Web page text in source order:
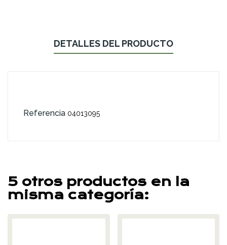
DETALLES DEL PRODUCTO
Referencia 04013095
5 otros productos en la
misma categoría: